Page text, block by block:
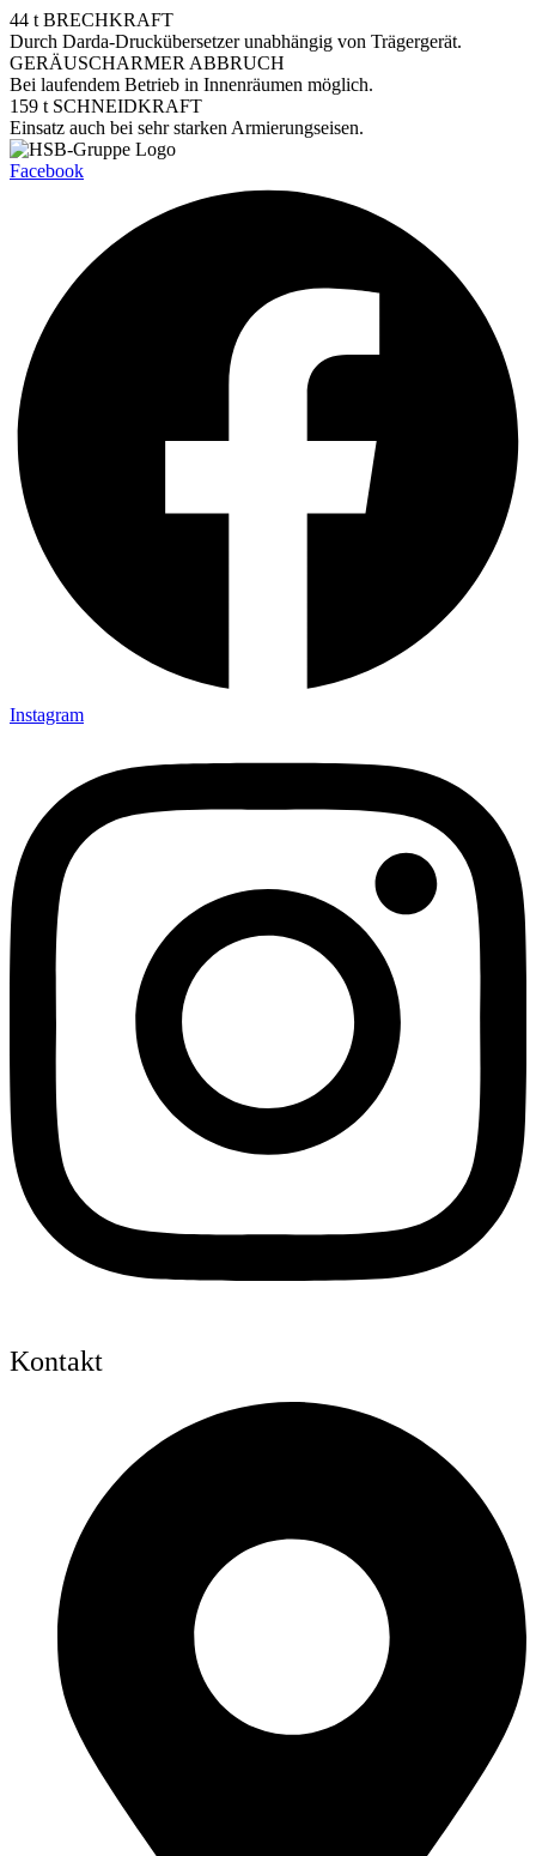
44 t BRECHKRAFT
Durch Darda-Druckübersetzer unabhängig von Trägergerät.
GERÄUSCHARMER ABBRUCH
Bei laufendem Betrieb in Innenräumen möglich.
159 t SCHNEIDKRAFT
Einsatz auch bei sehr starken Armierungseisen.
Facebook
Instagram
Kontakt